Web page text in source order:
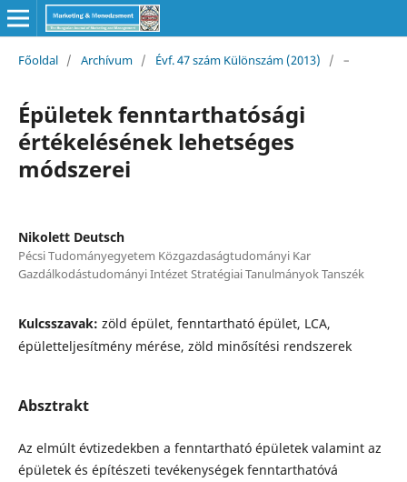
Főoldal / Archívum / Évf. 47 szám Különszám (2013) / –
Épületek fenntarthatósági
értékelésének lehetséges
módszerei
Nikolett Deutsch
Pécsi Tudományegyetem Közgazdaságtudományi Kar
Gazdálkodástudományi Intézet Stratégiai Tanulmányok Tanszék
Kulcsszavak: zöld épület, fenntartható épület, LCA,
épületteljesítmény mérése, zöld minősítési rendszerek
Absztrakt
Az elmúlt évtizedekben a fenntartható épületek valamint az
épületek és építé­szeti tevékenységek fenntarthatóvá